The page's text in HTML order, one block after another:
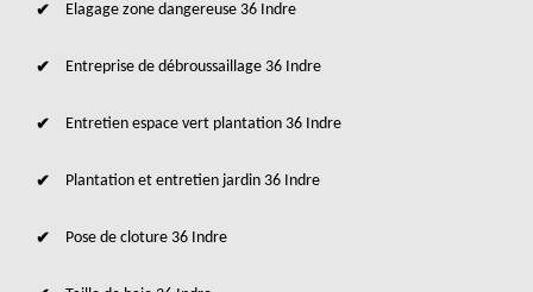
Elagage zone dangereuse 36 Indre
Entreprise de débroussaillage 36 Indre
Entretien espace vert plantation 36 Indre
Plantation et entretien jardin 36 Indre
Pose de cloture 36 Indre